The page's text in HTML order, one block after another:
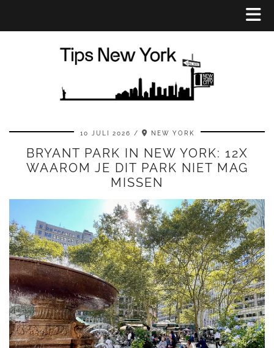
10 JULI 2026 NEW YORK
BRYANT PARK IN NEW YORK: 12X
WAAROM JE DIT PARK NIET MAG
MISSEN